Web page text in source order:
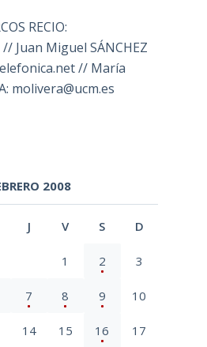
RECIO:
Juan Miguel SÁNCHEZ
// María
molivera@ucm.es
2008
J V S D
1 2 3
7 8 9 10
14 15 16 17